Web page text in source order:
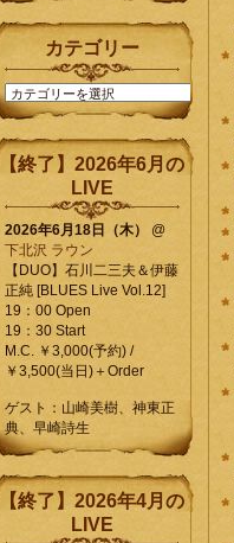
カテゴリー
カ
テ
リ
ー
【終了】2026年6月の
LIVE
2026年6月18日（木）
@
下北沢 ラウン
【DUO】石川二三夫＆伊藤
正純 [BLUES Live Vol.12]
19：00 Open
19：30 Start
M.C. ￥3,000(予約) /
￥3,500(当日)＋Order
ゲスト：山崎美樹、神東正
典、早崎詩生
【終了】2026年4月の
LIVE